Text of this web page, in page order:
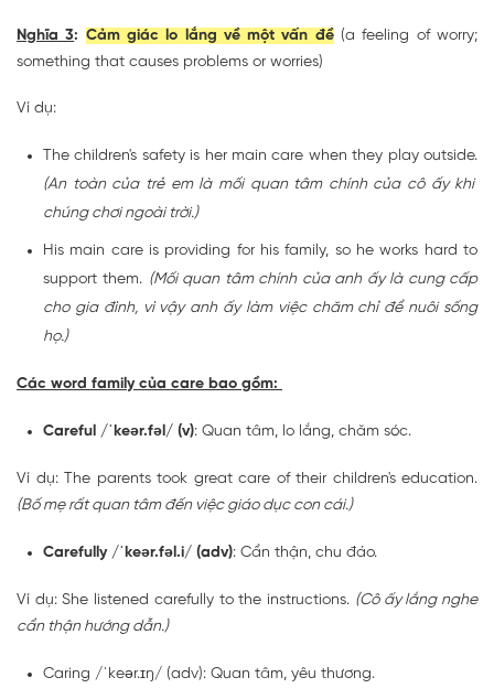
Nghĩa 3: Cảm giác lo lắng về một vấn đề(a feeling of worry;
something that causes problems or worries)
Ví dụ:
The children's safety is her main care when they play outside.
(An toàn của trẻ em là mối quan tâm chính của cô ấy khi
chúng chơi ngoài trời.)
His main care is providing for his family, so he works hard to
support them. (Mối quan tâm chính của anh ấy là cung cấp
cho gia đình, vì vậy anh ấy làm việc chăm chỉ để nuôi sống
họ.)
Các word family của care bao gồm:
Careful /ˈkeər.fəl/ (v): Quan tâm, lo lắng, chăm sóc.
Ví dụ: The parents took great care of their children's education.
(Bố mẹ rất quan tâm đến việc giáo dục con cái.)
Carefully /ˈkeər.fəl.i/ (adv): Cẩn thận, chu đáo.
Ví dụ: She listened carefully to the instructions. (Cô ấy lắng nghe
cẩn thận hướng dẫn.)
Caring /ˈkeər.ɪŋ/ (adv): Quan tâm, yêu thương.